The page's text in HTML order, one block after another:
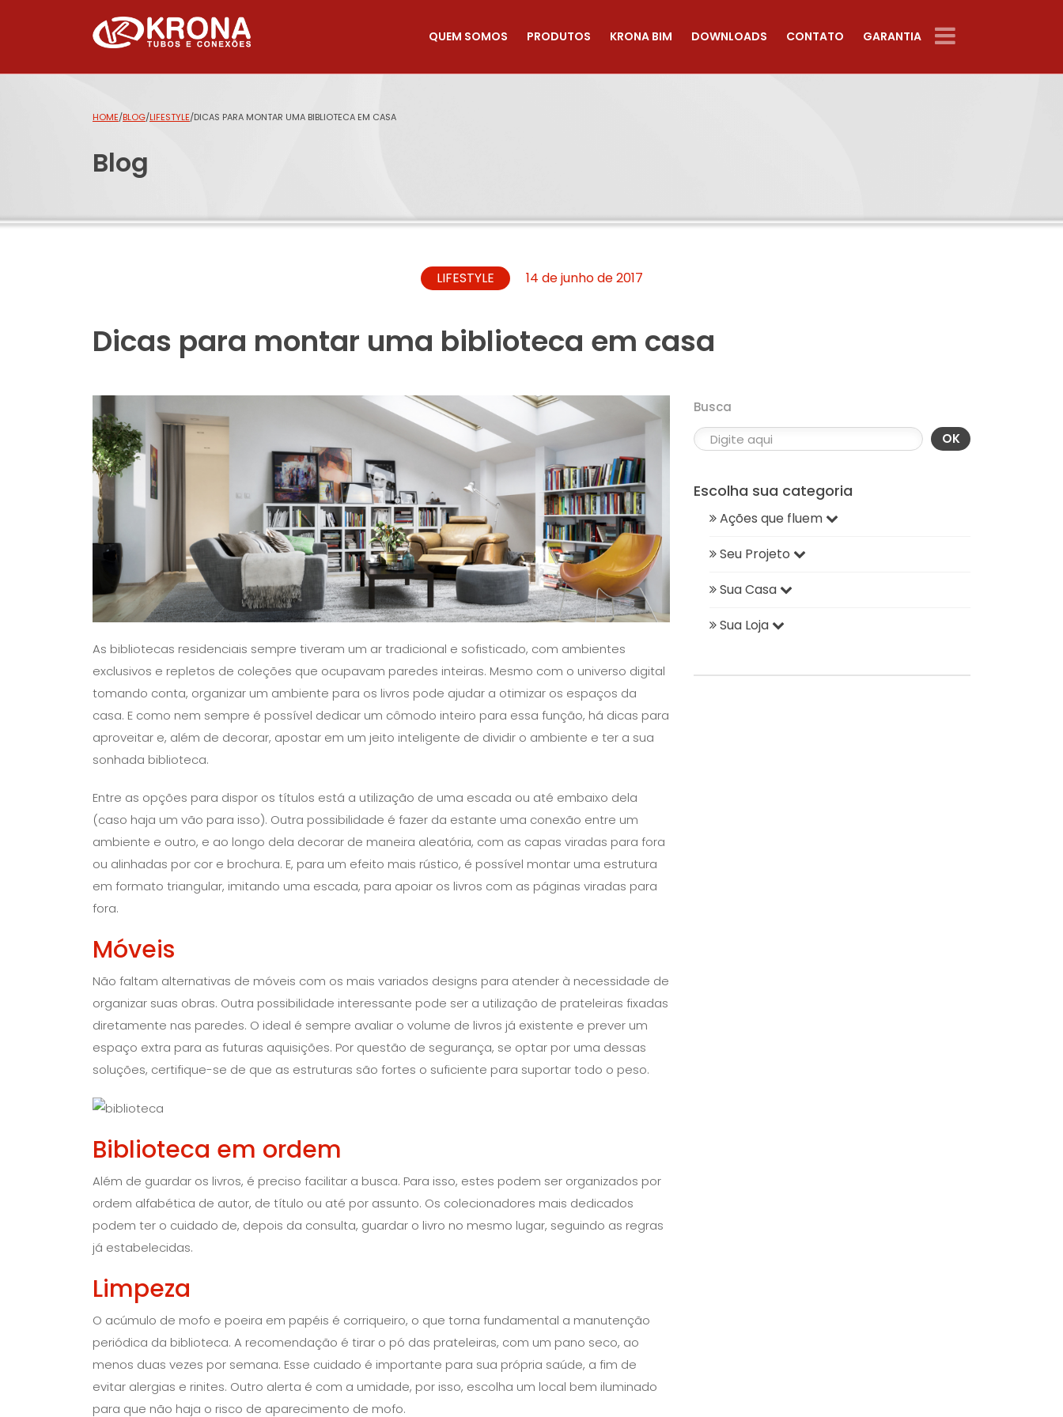
QUEM SOMOS PRODUTOS KRONA BIM DOWNLOADS CONTATO GARANTIA
HOME/BLOG/LIFESTYLE/DICAS PARA MONTAR UMA BIBLIOTECA EM CASA
Blog
LIFESTYLE 14 de junho de 2017
Dicas para montar uma biblioteca em casa
As bibliotecas residenciais sempre tiveram um ar tradicional e sofisticado, com ambientes
exclusivos e repletos de coleções que ocupavam paredes inteiras. Mesmo com o universo digital
tomando conta, organizar um ambiente para os livros pode ajudar a otimizar os espaços da
casa. E como nem sempre é possível dedicar um cômodo inteiro para essa função, há dicas para
aproveitar e, além de decorar, apostar em um jeito inteligente de dividir o ambiente e ter a sua
sonhada biblioteca.
Entre as opções para dispor os títulos está a utilização de uma escada ou até embaixo dela
(caso haja um vão para isso). Outra possibilidade é fazer da estante uma conexão entre um
ambiente e outro, e ao longo dela decorar de maneira aleatória, com as capas viradas para fora
ou alinhadas por cor e brochura. E, para um efeito mais rústico, é possível montar uma estrutura
em formato triangular, imitando uma escada, para apoiar os livros com as páginas viradas para
fora.
Móveis
Não faltam alternativas de móveis com os mais variados designs para atender à necessidade de
organizar suas obras. Outra possibilidade interessante pode ser a utilização de prateleiras fixadas
diretamente nas paredes. O ideal é sempre avaliar o volume de livros já existente e prever um
espaço extra para as futuras aquisições. Por questão de segurança, se optar por uma dessas
soluções, certifique-se de que as estruturas são fortes o suficiente para suportar todo o peso.
Biblioteca em ordem
Além de guardar os livros, é preciso facilitar a busca. Para isso, estes podem ser organizados por
ordem alfabética de autor, de título ou até por assunto. Os colecionadores mais dedicados
podem ter o cuidado de, depois da consulta, guardar o livro no mesmo lugar, seguindo as regras
já estabelecidas.
Limpeza
O acúmulo de mofo e poeira em papéis é corriqueiro, o que torna fundamental a manutenção
periódica da biblioteca. A recomendação é tirar o pó das prateleiras, com um pano seco, ao
menos duas vezes por semana. Esse cuidado é importante para sua própria saúde, a fim de
evitar alergias e rinites. Outro alerta é com a umidade, por isso, escolha um local bem iluminado
para que não haja o risco de aparecimento de mofo.
Busca
OK
Escolha sua categoria
Ações que fluem
Seu Projeto
Sua Casa
Sua Loja